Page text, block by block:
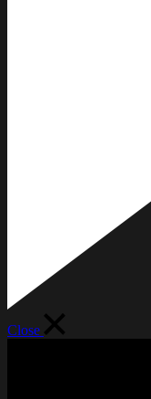
Close